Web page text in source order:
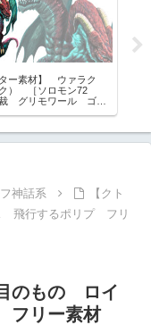
ター素材】 ウァラク
ク） ［ソロモン72
グリモワール ゴエ
神話系
【クト
飛行するポリプ フリ
のもの ロイ
リー素材